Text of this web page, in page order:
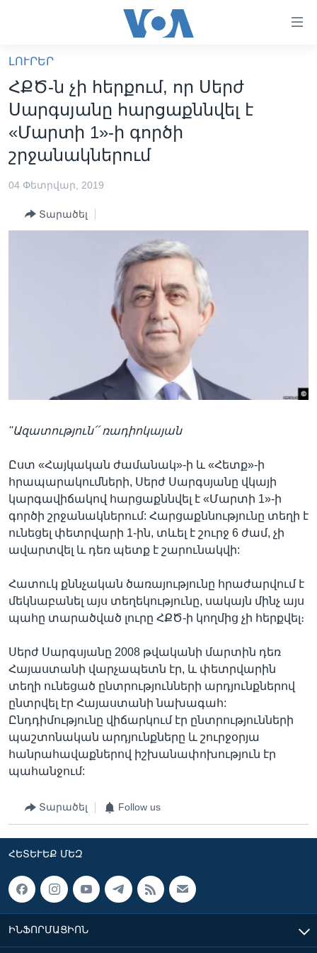
հիմնական
բովանդակությանը
անցնել
հիմնական
բովանդակությանը
հիմնական
ՍՓՅՈՒՌՔ
ՏԵՍԱՆՅՈՒԹԵՐ
«ԱՄԵՐԻԿԱՅԻ ՁԱՅՆ»-Ի ԿԱՆՈՆԱԴՐՈՒԹՅՈՒՆ
ԼՈՒՐԵՐ
ՀՔԾ-ն չի հերքում, որ Սերժ
Սարգսյանը հարցաքննվել է
«Մարտի 1»-ի գործի
շրջանակներում
04 Փետրվար, 2019
Տարածել
''Ազատություն՛՛ ռադիոկայան
Ըստ «Հայկական ժամանակ»-ի և «Հետք»-ի
հրապարակումների, Սերժ Սարգսյանը վկայի
կարգավիճակով հարցաքննվել է «Մարտի 1»-ի
գործի շրջանակներում: Հարցաքննությունը տեղի է
ունեցել փետրվարի 1-ին, տևել է շուրջ 6 ժամ, չի
ավարտվել և դեռ պետք է շարունակվի:
Հատուկ քննչական ծառայությունը հրաժարվում է
մեկնաբանել այս տեղեկությունը, սակայն մինչ այս
պահը տարածված լուրը ՀՔԾ-ի կողմից չի հերքվել։
Սերժ Սարգսյանը 2008 թվականի մարտին դեռ
Հայաստանի վարչապետն էր, և փետրվարին
տեղի ունեցած ընտրությունների արդյունքներով
ընտրվել էր Հայաստանի նախագահ:
Ընդդիմությունը վիճարկում էր ընտրությունների
պաշտոնական արդյունքները և շուրջօրյա
հանրահավաքներով իշխանափոխություն էր
պահանջում:
Տարածել Follow us
ՀԵՏԵՒԵՔ ՄԵԶ
ԻՆՖՈՐՄԱՑԻՈՆ